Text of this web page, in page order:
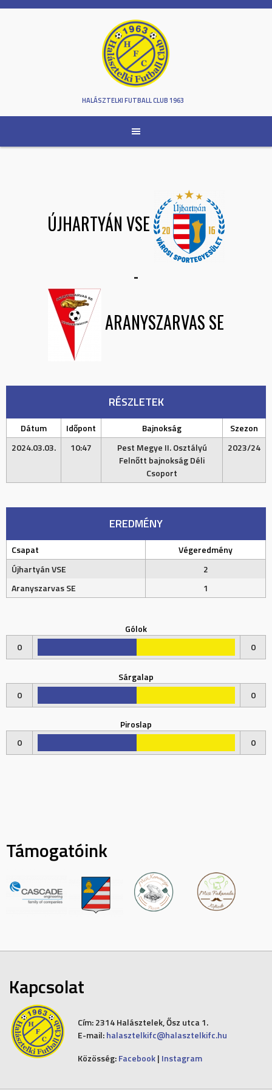
Skip
HALÁSZTELKI FUTBALL CLUB 1963
ÚJHARTYÁN VSE
-
ARANYSZARVAS SE
RÉSZLETEK
Dátum Időpont Bajnokság
Szezon
2024.03.03.
10:47
Pest Megye II. Osztályú
Felnőtt bajnokság Déli
Csoport
2023/24
EREDMÉNY
Csapat
Végeredmény
Újhartyán VSE
2
Aranyszarvas SE
1
Gólok
0
0
Sárgalap
0
0
Piroslap
0
0
Támogatóink
Kapcsolat
Cím:2314 Halásztelek, Ősz utca 1.
E-mail: halasztelkifc@halasztelkifc.hu
Közösség: Facebook| Instagram